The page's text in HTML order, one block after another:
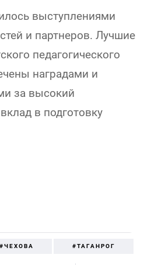
выступлениями
и партнеров. Лучшие
педагогического
наградами и
за высокий
в подготовку
#ЧЕХОВА #ТАГАНРОГ